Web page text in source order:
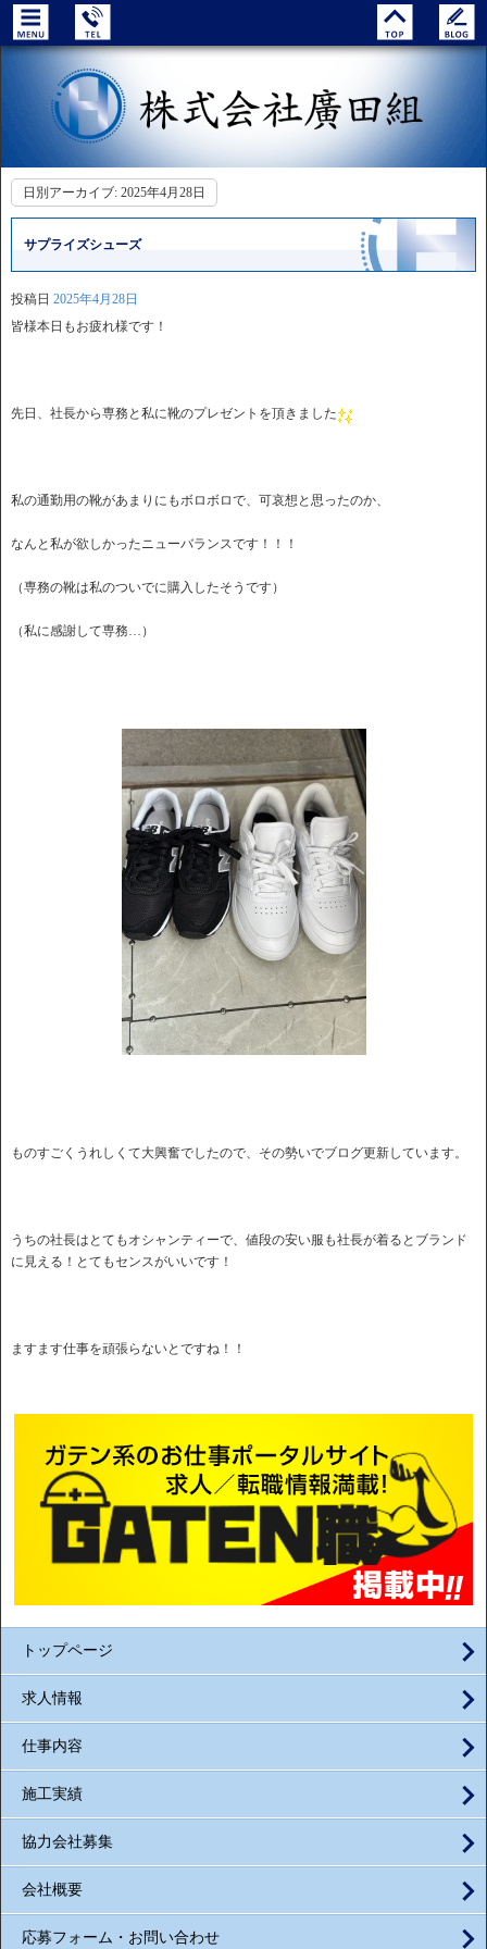
日別アーカイブ: 2025年4月28日
サプライズシューズ
投稿日 2025年4月28日
皆様本日もお疲れ様です！
先日、社長から専務と私に靴のプレゼントを頂きました
私の通勤用の靴があまりにもボロボロで、可哀想と思ったのか、
なんと私が欲しかったニューバランスです！！！
（専務の靴は私のついでに購入したそうです）
（私に感謝して専務…）
ものすごくうれしくて大興奮でしたので、その勢いでブログ更新しています。
うちの社長はとてもオシャンティーで、値段の安い服も社長が着るとブランド
に見える！とてもセンスがいいです！
ますます仕事を頑張らないとですね！！
トップページ
求人情報
仕事内容
施工実績
協力会社募集
会社概要
応募フォーム・お問い合わせ